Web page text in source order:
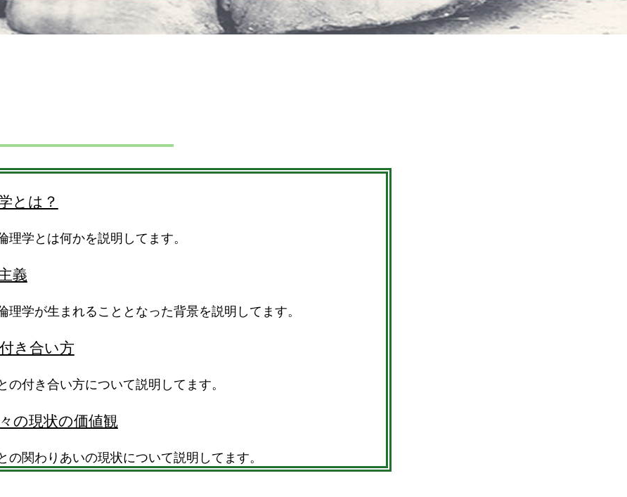
とは？
理学とは何かを説明してます。
義
理学が生まれることとなった背景を説明してます。
き合い方
の付き合い方について説明してます。
の現状の価値観
の関わりあいの現状について説明してます。